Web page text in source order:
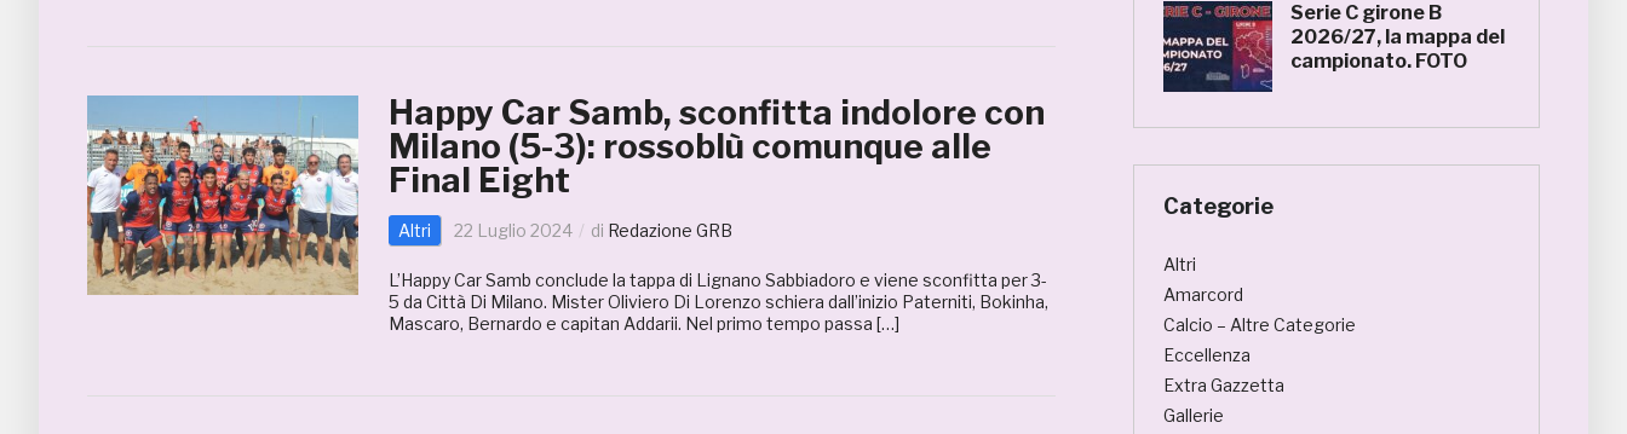
Happy Car Samb, sconfitta indolore con
Milano (5-3): rossoblù comunque alle
Final Eight
Altri 22 Luglio 2024 di Redazione GRB
L’Happy Car Samb conclude la tappa di Lignano Sabbiadoro e viene sconfitta per 3-
5 da Città Di Milano. Mister Oliviero Di Lorenzo schiera dall’inizio Paterniti, Bokinha,
Mascaro, Bernardo e capitan Addarii. Nel primo tempo passa […]
Serie C girone B
2026/27, la mappa del
campionato. FOTO
Categorie
Altri
Amarcord
Calcio – Altre Categorie
Eccellenza
Extra Gazzetta
Gallerie